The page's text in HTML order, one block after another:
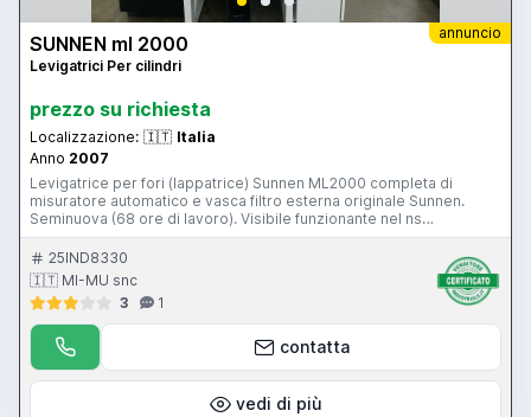
annuncio
SUNNEN ml 2000
Levigatrici Per cilindri
prezzo su richiesta
Localizzazione: 🇮🇹 Italia
Anno 2007
Levigatrice per fori (lappatrice) Sunnen ML2000 completa di
misuratore automatico e vasca filtro esterna originale Sunnen.
Seminuova (68 ore di lavoro). Visibile funzionante nel ns
magazzino. Mimu Macchine Utensili Gussago BS
25IND8330
🇮🇹 MI-MU snc
3
1
contatta
vedi di più